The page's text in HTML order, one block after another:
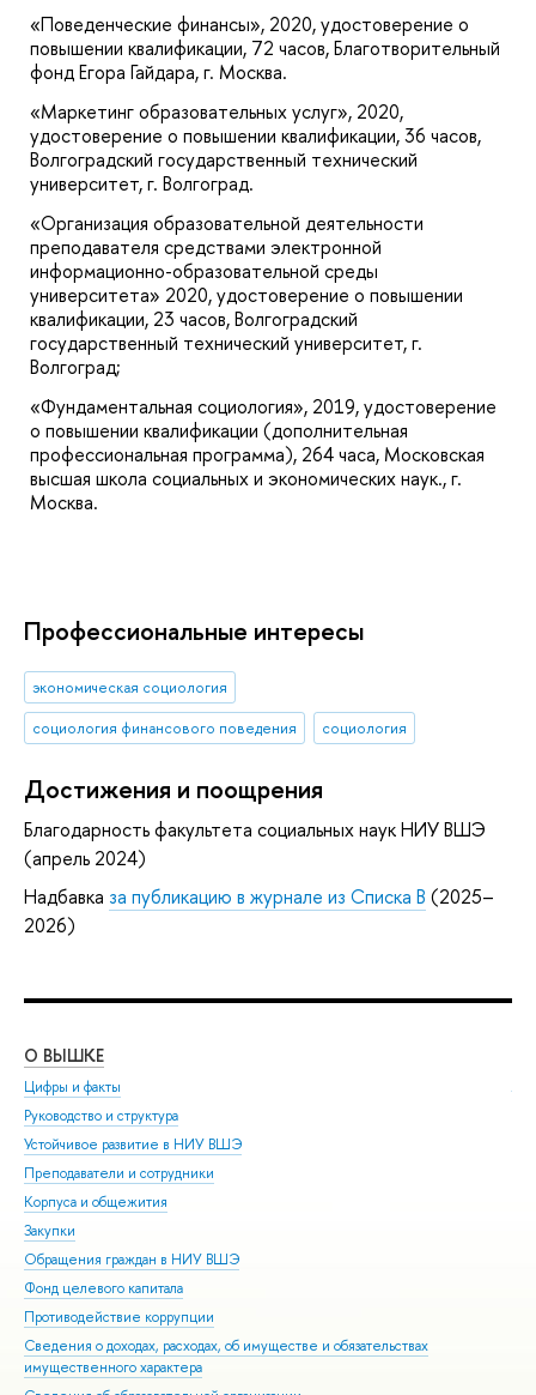
«Поведенческие финансы», 2020, удостоверение о
повышении квалификации, 72 часов, Благотворительный
фонд Егора Гайдара, г. Москва.
«Маркетинг образовательных услуг», 2020,
удостоверение о повышении квалификации, 36 часов,
Волгоградский государственный технический
университет, г. Волгоград.
«Организация образовательной деятельности
преподавателя средствами электронной
информационно-образовательной среды
университета» 2020, удостоверение о повышении
квалификации, 23 часов, Волгоградский
государственный технический университет, г.
Волгоград;
«Фундаментальная социология», 2019, удостоверение
о повышении квалификации (дополнительная
профессиональная программа), 264 часа, Московская
высшая школа социальных и экономических наук., г.
Москва.
Профессиональные интересы
экономическая социология
социология финансового поведения
социология
Достижения и поощрения
Благодарность факультета социальных наук НИУ ВШЭ
(апрель 2024)
Надбавка за публикацию в журнале из Списка B (2025–
2026)
О ВЫШКЕ
Цифры и факты
Руководство и структура
Устойчивое развитие в НИУ ВШЭ
Преподаватели и сотрудники
Корпуса и общежития
Закупки
Обращения граждан в НИУ ВШЭ
Фонд целевого капитала
Противодействие коррупции
Сведения о доходах, расходах, об имуществе и обязательствах
имущественного характера